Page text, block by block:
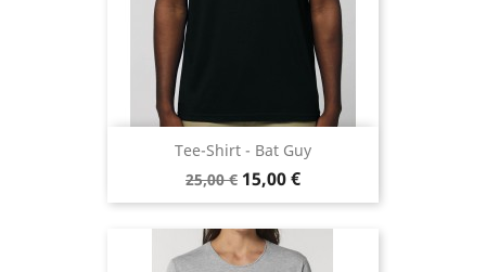
Tee-Shirt - Bat Guy
Prix
de
25,00 € Prix
15,00 €